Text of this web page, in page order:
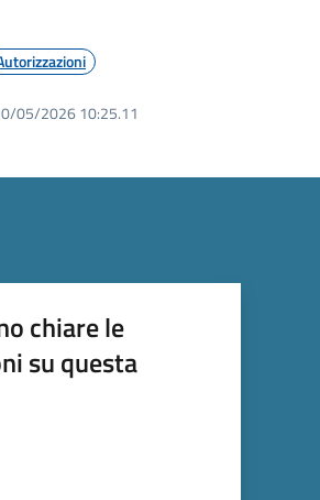
05/2026 10:25.11
chiare le
su questa